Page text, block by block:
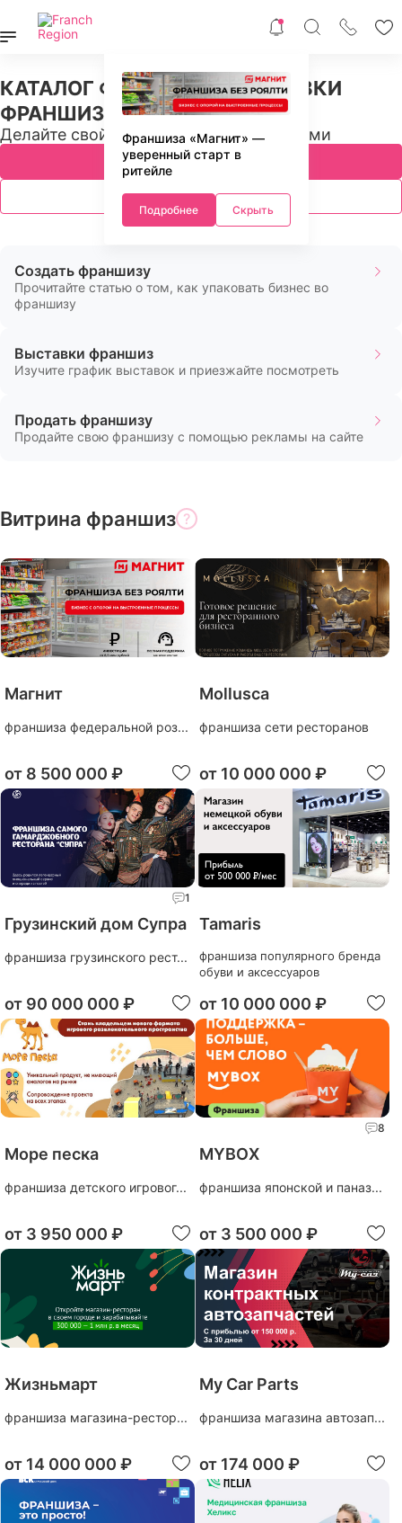
Франшиза «Магнит» —
уверенный старт в
ритейле
Подробнее Скрыть
КАТАЛОГ ФРАНШИЗ И ВЫСТАВКИ
ФРАНШИЗ В РФ И СНГ
Делайте свой бизнес с профессионалами
Подобрать франшизу
Ближайшие выставки
Создать франшизу
Прочитайте статью о том, как упаковать бизнес во
франшизу
Выставки франшиз
Изучите график выставок и приезжайте посмотреть
Продать франшизу
Продайте свою франшизу с помощью рекламы на сайте
Витрина франшиз ?
Магнит
франшиза федеральной роз...
от 8 500 000 ₽
Mollusca
франшиза сети ресторанов
от 10 000 000 ₽
1
Грузинский дом Супра
франшиза грузинского рест...
от 90 000 000 ₽
Tamaris
франшиза популярного бренда
обуви и аксессуаров
от 10 000 000 ₽
Море песка
франшиза детского игровог...
от 3 950 000 ₽
8
MYBOX
франшиза японской и паназ...
от 3 500 000 ₽
Жизньмарт
франшиза магазина-рестор...
от 14 000 000 ₽
My Car Parts
франшиза магазина автозап...
от 174 000 ₽